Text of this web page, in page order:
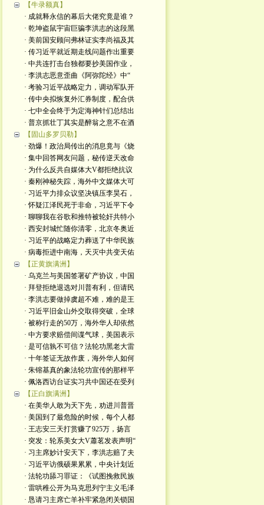
【牛录额真】
· 成就释永信的幕后大佬究竟是谁？
· 乾坤盗鼠宇宙巨骗李洪志的这段黑
· 美前国安顾问弗林证实李尚福及其
· 传习近平就近期走线问题作出重要
· 中共连打击台独都要抄美国作业，
· 李洪志恶意歪曲《阿弥陀经》中“
· 考验习近平战略定力，调动军队开
· 传中央拟恢复外汇券制度，配合供
· 七中全会终于为定海神针们总结出
· 普京抓壮丁其实是醉翁之意不在酒
【固山多罗贝勒】
· 劲爆！政治局传出的消息竟与《烧
· 集中回答网友问题，秘传逆天改命
· 为什么反共自媒体大V都拒绝抗议
· 秦刚神秘失踪，海外中文媒体大可
· 习近平力排众议坚决镇压李昊石，
· 怀疑江泽民死于非命，习近平下令
· 聊聊我在谷歌和推特被轮奸共特小
· 西安封城忙随你清零，北京冬奥近
· 习近平的战略定力葬送了中华民族
· 病毒拒进中南海，天灭中共变天佑
【正黄旗满洲】
· 乌克兰与美国签署矿产协议，中国
· 拜登拒绝退选对川普有利，但请民
· 李洪志要做掉虞超不难，难的是王
· 习近平旧金山外交取得突破，全球
· 被称行走的50万，海外华人却依然
· 中方要求赔偿间谍气球，美国表示
· 是可信孰不可信？法轮功黑老大雷
· 十年签证无故作废，海外华人如何
· 朱镕基真的象法轮功宣传的那样平
· 佩洛西访台证实习共中国还在受列
【正白旗满洲】
· 在美华人敢为天下先，劝进川普晋
· 美国到了最危险的时候，每个人都
· 王志安三天打赏赚了925万，扬言
· 突发：轮系美女大V蕭茗发表声明“
· 习主席妙计安天下，李洪志赔了夫
· 习近平访俄硕果累累，中央计划近
· 法轮功舔习罪证：《试图挽救民族
· 雷哄稚公开为马克思列宁主义毛泽
· 恳请习主席亡羊补牢紧急闭关锁国